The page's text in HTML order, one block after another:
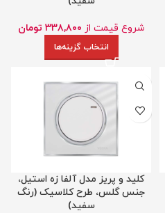
شروع قیمت از ۳۳۸,۸۰۰ تومان
انتخاب گزینه‌ها
کلید و پریز مدل آلفا زه استیل،
جنس گلس، طرح کلاسیک (رنگ
سفید)